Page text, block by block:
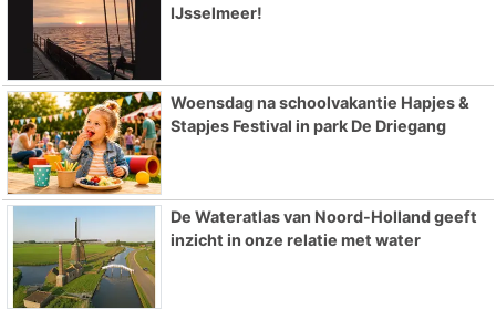
IJsselmeer!
Woensdag na schoolvakantie Hapjes &
Stapjes Festival in park De Driegang
De Wateratlas van Noord-Holland geeft
inzicht in onze relatie met water